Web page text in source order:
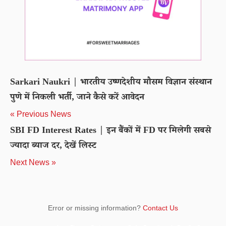
Sarkari Naukri | भारतीय उष्णदेशीय मौसम विज्ञान संस्थान
पुणे में निकली भर्ती, जाने कैसे करें आवेदन
« Previous News
SBI FD Interest Rates | इन बैंकों में FD पर मिलेगी सबसे
ज्यादा ब्याज दर, देखें लिस्ट
Next News »
Error or missing information? Contact Us